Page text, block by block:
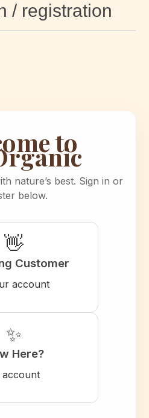
/ registration
to
nature’s best. Sign in or
below.
👋
Customer
account
✨
Here?
account